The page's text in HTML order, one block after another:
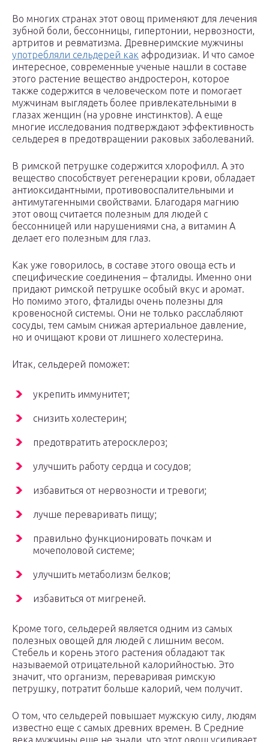
Во многих странах этот овощ применяют для лечения
зубной боли, бессонницы, гипертонии, нервозности,
артритов и ревматизма. Древнеримские мужчины
употребляли сельдерей как афродизиак. И что самое
интересное, современные ученые нашли в составе
этого растение вещество андростерон, которое
также содержится в человеческом поте и помогает
мужчинам выглядеть более привлекательными в
глазах женщин (на уровне инстинктов). А еще
многие исследования подтверждают эффективность
сельдерея в предотвращении раковых заболеваний.
В римской петрушке содержится хлорофилл. А это
вещество способствует регенерации крови, обладает
антиоксидантными, противовоспалительными и
антимутагенными свойствами. Благодаря магнию
этот овощ считается полезным для людей с
бессонницей или нарушениями сна, а витамин A
делает его полезным для глаз.
Как уже говорилось, в составе этого овоща есть и
специфические соединения – фталиды. Именно они
придают римской петрушке особый вкус и аромат.
Но помимо этого, фталиды очень полезны для
кровеносной системы. Они не только расслабляют
сосуды, тем самым снижая артериальное давление,
но и очищают крови от лишнего холестерина.
Итак, сельдерей поможет:
укрепить иммунитет;
снизить холестерин;
предотвратить атеросклероз;
улучшить работу сердца и сосудов;
избавиться от нервозности и тревоги;
лучше переваривать пищу;
правильно функционировать почкам и
мочеполовой системе;
улучшить метаболизм белков;
избавиться от мигреней.
Кроме того, сельдерей является одним из самых
полезных овощей для людей с лишним весом.
Стебель и корень этого растения обладают так
называемой отрицательной калорийностью. Это
значит, что организм, переваривая римскую
петрушку, потратит больше калорий, чем получит.
О том, что сельдерей повышает мужскую силу, людям
известно еще с самых древних времен. В Средние
века мужчины еще не знали, что этот овощ усиливает